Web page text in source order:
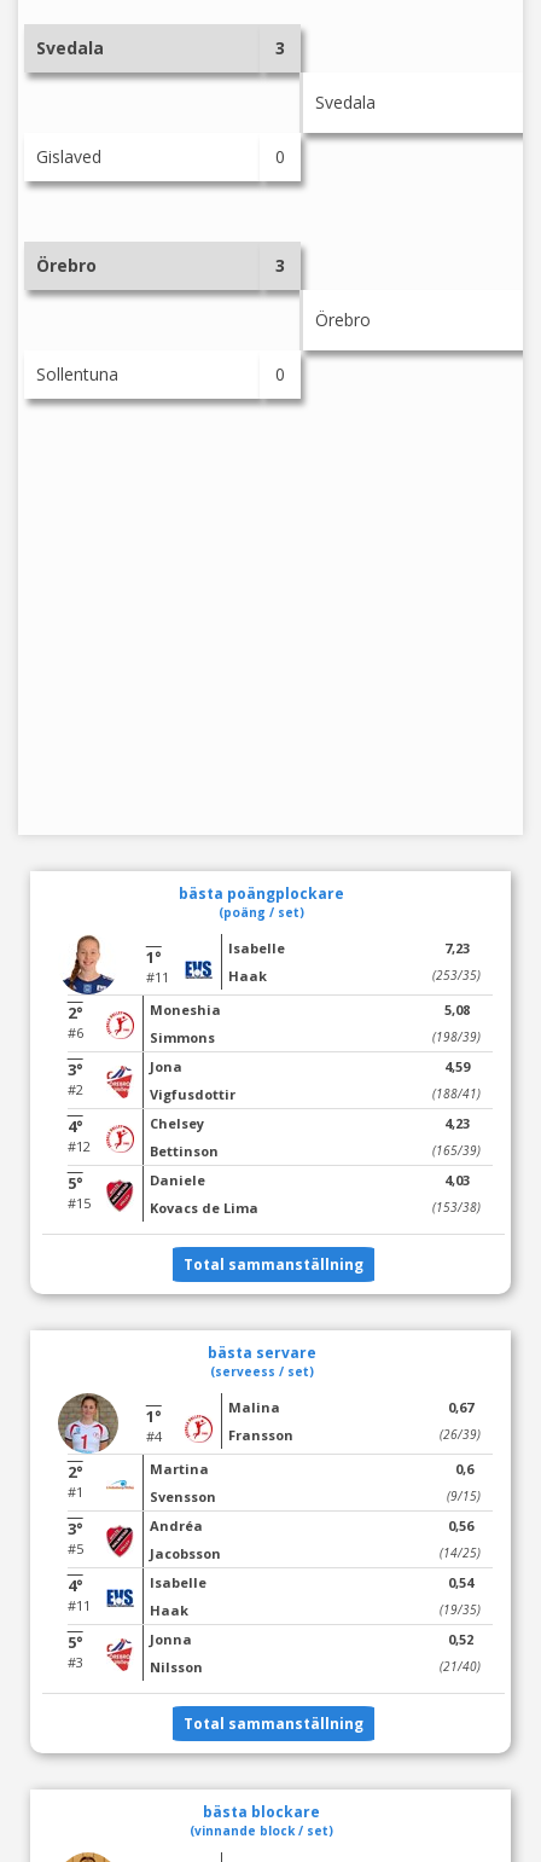
Svedala 3
Svedala
Gislaved 0
Örebro 3
Örebro
Sollentuna 0
bästa poängplockare
(poäng / set)
1°
#11
Isabelle
Haak
7,23
(253/35)
2°
#6
Moneshia
Simmons
5,08
(198/39)
3°
#2
Jona
Vigfusdottir
4,59
(188/41)
4°
#12
Chelsey
Bettinson
4,23
(165/39)
5°
#15
Daniele
Kovacs de Lima
4,03
(153/38)
Total sammanställning
bästa servare
(serveess / set)
1°
#4
Malina
Fransson
0,67
(26/39)
2°
#1
Martina
Svensson
0,6
(9/15)
3°
#5
Andréa
Jacobsson
0,56
(14/25)
4°
#11
Isabelle
Haak
0,54
(19/35)
5°
#3
Jonna
Nilsson
0,52
(21/40)
Total sammanställning
bästa blockare
(vinnande block / set)